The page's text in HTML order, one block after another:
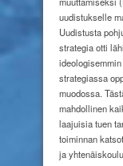
uudistukselle
Uudistusta
strategia otti
strategiassa
muodossa.
mahdollinen
laajuisia tuen
toiminnan
ja